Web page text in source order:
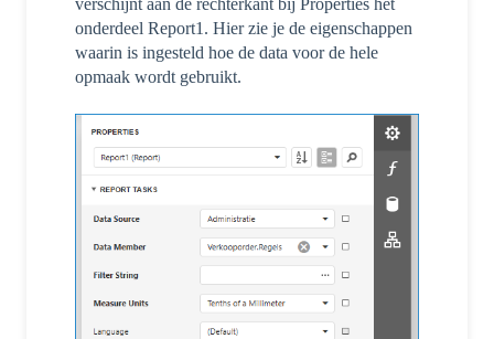
onderdeel Report1. Hier zie je de eigenschappen
waarin is ingesteld hoe de data voor de hele
opmaak wordt gebruikt.